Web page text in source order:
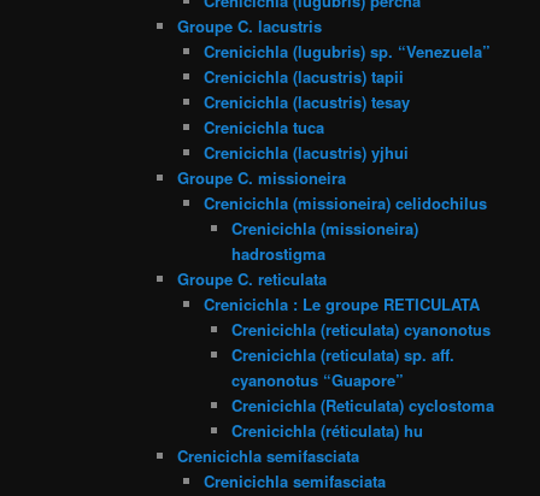
Groupe C. lacustris
Crenicichla (lugubris) sp. “Venezuela”
Crenicichla (lacustris) tapii
Crenicichla (lacustris) tesay
Crenicichla tuca
Crenicichla (lacustris) yjhui
Groupe C. missioneira
Crenicichla (missioneira) celidochilus
Crenicichla (missioneira)
hadrostigma
Groupe C. reticulata
Crenicichla : Le groupe RETICULATA
Crenicichla (reticulata) cyanonotus
Crenicichla (reticulata) sp. aff.
cyanonotus “Guapore”
Crenicichla (Reticulata) cyclostoma
Crenicichla (réticulata) hu
Crenicichla semifasciata
Crenicichla semifasciata